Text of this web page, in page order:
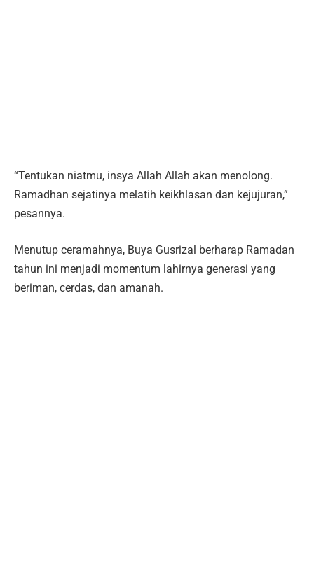
“Tentukan niatmu, insya Allah Allah akan menolong.
Ramadhan sejatinya melatih keikhlasan dan kejujuran,”
pesannya.
Menutup ceramahnya, Buya Gusrizal berharap Ramadan
tahun ini menjadi momentum lahirnya generasi yang
beriman, cerdas, dan amanah.